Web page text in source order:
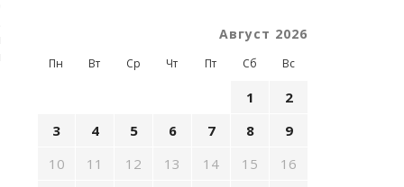
Август 2026
Пн Вт Ср Чт Пт Сб Вс
1
2
3
4 5 6 7 8
9
10
11 12 13 14 15
16